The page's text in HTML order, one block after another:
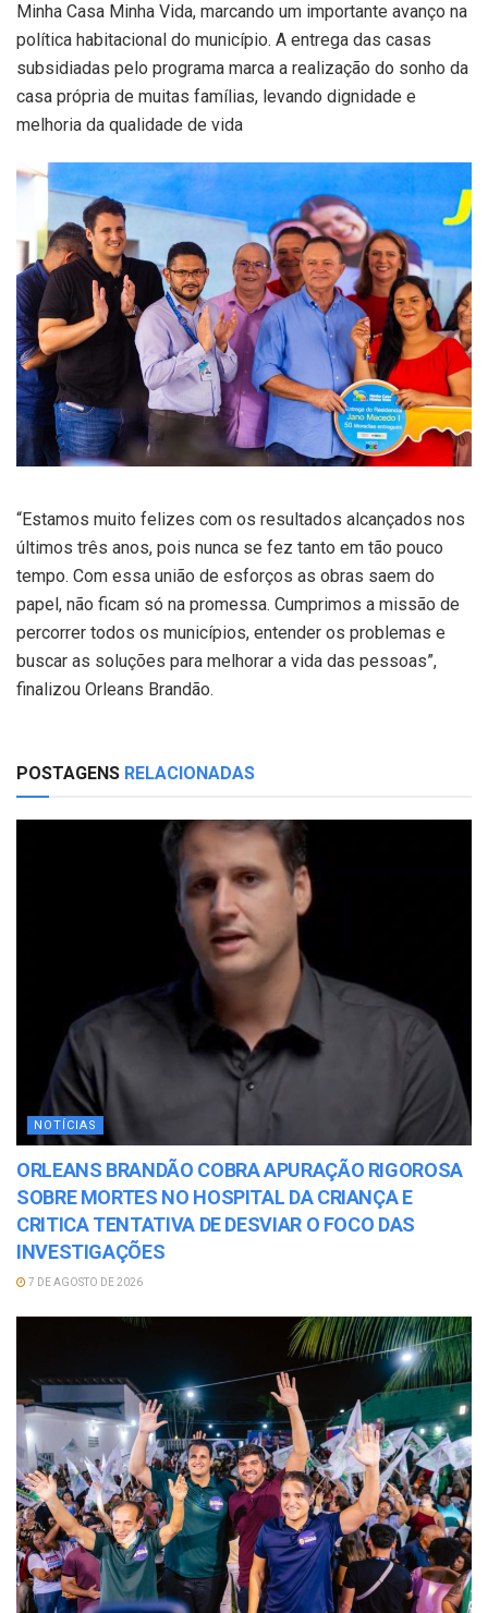
Minha Casa Minha Vida, marcando um importante avanço na
política habitacional do município. A entrega das casas
subsidiadas pelo programa marca a realização do sonho da
casa própria de muitas famílias, levando dignidade e
melhoria da qualidade de vida
“Estamos muito felizes com os resultados alcançados nos
últimos três anos, pois nunca se fez tanto em tão pouco
tempo. Com essa união de esforços as obras saem do
papel, não ficam só na promessa. Cumprimos a missão de
percorrer todos os municípios, entender os problemas e
buscar as soluções para melhorar a vida das pessoas”,
finalizou Orleans Brandão.
POSTAGENS RELACIONADAS
NOTÍCIAS
ORLEANS BRANDÃO COBRA APURAÇÃO RIGOROSA
SOBRE MORTES NO HOSPITAL DA CRIANÇA E
CRITICA TENTATIVA DE DESVIAR O FOCO DAS
INVESTIGAÇÕES
7 DE AGOSTO DE 2026